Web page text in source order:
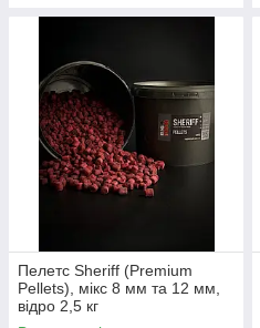
Пелетс Sheriff (Premium
Pellets), мікс 8 мм та 12 мм,
відро 2,5 кг